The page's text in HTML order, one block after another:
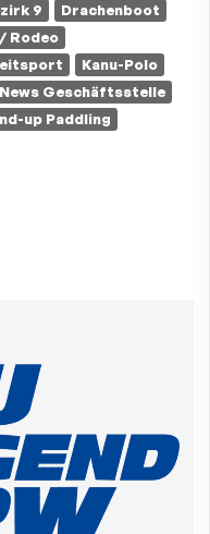
9
Drachenboot
Rodeo
Kanu-Polo
News Geschäftsstelle
up Paddling